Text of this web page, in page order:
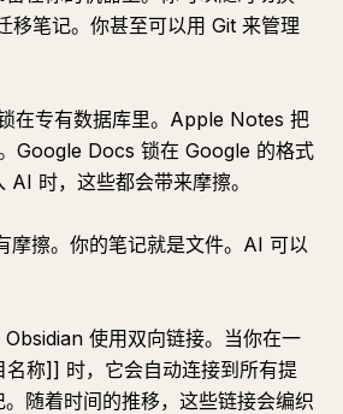
移笔记。你甚至可以用 Git 来管理
在专有数据库里。Apple Notes 把
Google Docs 锁在 Google 的格式
AI 时，这些都会带来摩擦。
摩擦。你的笔记就是文件。AI 可以
使用双向链接。当你在一
称]] 时，它会自动连接到所有提
随着时间的推移，这些链接会编织